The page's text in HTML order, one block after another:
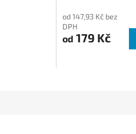
od 147,93 Kč bez
DPH
od 179 Kč